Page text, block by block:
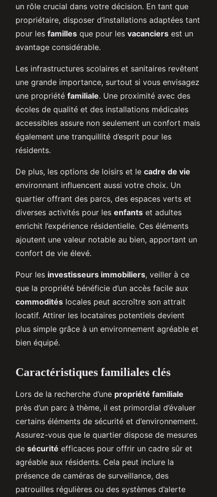
un rôle crucial dans votre décision. En tant que
propriétaire, disposer d’installations adaptées tant
pour les familles que pour les vacanciers est un
avantage considérable.
Les infrastructures scolaires et sanitaires revêtent
une grande importance, surtout si vous envisagez
une propriété familiale. Une proximité avec des
écoles de qualité et des installations médicales
accessibles assure non seulement un confort mais
également une tranquillité d’esprit pour les
résidents.
De plus, les options de loisirs et le cadre de vie
environnant influencent aussi votre choix. Un
quartier offrant des parcs, des espaces verts et
diverses activités pour les enfants et adultes
enrichit l’expérience résidentielle. Ces éléments
ajoutent une valeur notable au bien, apportant un
confort de vie élevé.
Pour les investisseurs immobiliers, veiller à ce
que la propriété bénéficie d’un accès facile aux
commodités locales peut accroître son attrait
locatif. Attirer les locataires potentiels devient
plus simple grâce à un environnement agréable et
bien équipé.
Caractéristiques familiales clés
Lors de la recherche d’une propriété familiale
près d’un parc à thème, il est primordial d’évaluer
certains éléments de sécurité et d’environnement.
Assurez-vous que le quartier dispose de mesures
de sécurité efficaces pour offrir un cadre sûr et
agréable aux résidents. Cela peut inclure la
présence de caméras de surveillance, des
patrouilles régulières ou des systèmes d’alerte